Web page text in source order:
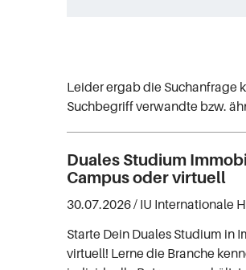
Leider ergab die Suchanfrage
Suchbegriff verwandte bzw.
Duales Studium
Campus oder virtuell
30.07.2026 / IU Internationale
Starte Dein Duales Studium in
virtuell! Lerne die Branche